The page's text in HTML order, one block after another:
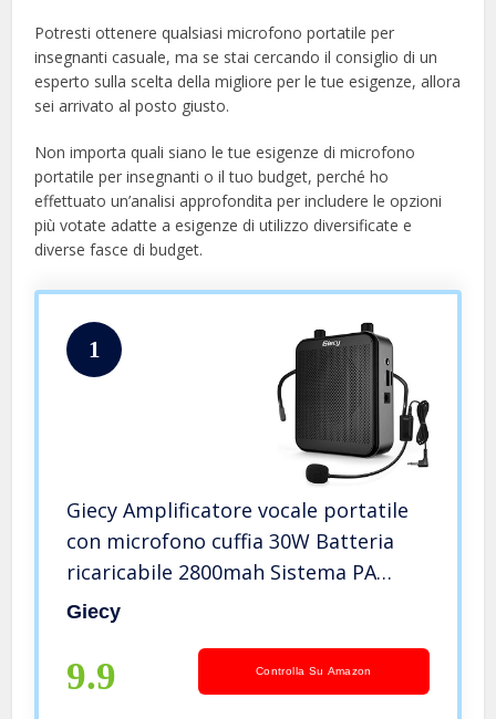
Potresti ottenere qualsiasi microfono portatile per
insegnanti casuale, ma se stai cercando il consiglio di un
esperto sulla scelta della migliore per le tue esigenze, allora
sei arrivato al posto giusto.
Non importa quali siano le tue esigenze di microfono
portatile per insegnanti o il tuo budget, perché ho
effettuato un’analisi approfondita per includere le opzioni
più votate adatte a esigenze di utilizzo diversificate e
diverse fasce di budget.
1
Giecy Amplificatore vocale portatile
con microfono cuffia 30W Batteria
ricaricabile 2800mah Sistema PA
amplificatore vocale mini per
presentatori
Giecy
9.9 Controlla Su Amazon